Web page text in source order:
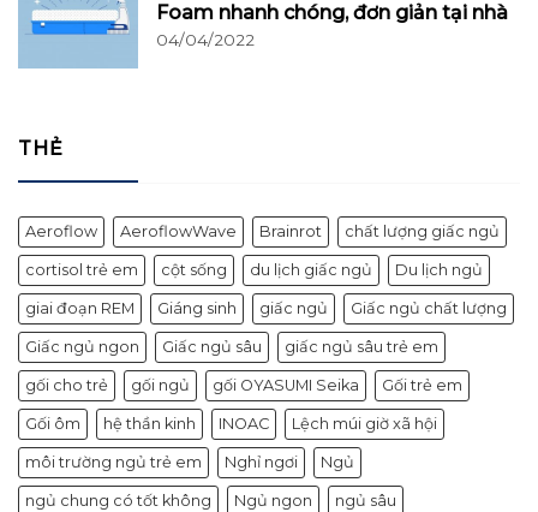
Foam nhanh chóng, đơn giản tại nhà
04/04/2022
THẺ
Aeroflow AeroflowWave Brainrot chất lượng giấc ngủ
cortisol trẻ em cột sống du lịch giấc ngủ Du lịch ngủ
giai đoạn REM Giáng sinh giấc ngủ Giấc ngủ chất lượng
Giấc ngủ ngon Giấc ngủ sâu giấc ngủ sâu trẻ em
gối cho trẻ gối ngủ gối OYASUMI Seika Gối trẻ em
Gối ôm hệ thần kinh INOAC Lệch múi giờ xã hội
môi trường ngủ trẻ em Nghỉ ngơi Ngủ
ngủ chung có tốt không Ngủ ngon ngủ sâu